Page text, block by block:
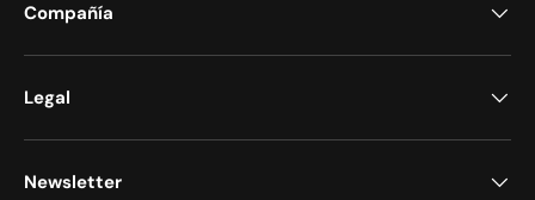
Compañía
Legal
Newsletter